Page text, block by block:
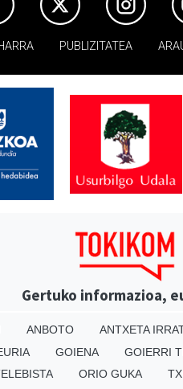
PUBLIZITATEA
Gertuko informazioa,
ANBOTO ANTXETA
GOIENA GOIERRI
ORIO GUKA